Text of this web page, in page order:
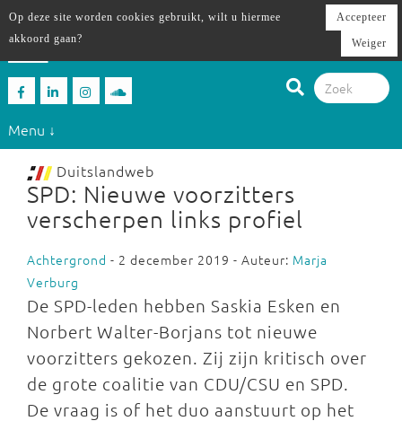
Menu ↓
Duitslandweb
SPD: Nieuwe voorzitters
verscherpen links profiel
Achtergrond - 2 december 2019 - Auteur: Marja
Verburg
De SPD-leden hebben Saskia Esken en
Norbert Walter-Borjans tot nieuwe
voorzitters gekozen. Zij zijn kritisch over
de grote coalitie van CDU/CSU en SPD.
De vraag is of het duo aanstuurt op het
Op deze site worden cookies gebruikt, wilt u hiermee
akkoord gaan?
Accepteer
Weiger